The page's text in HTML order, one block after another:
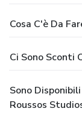
Cosa C'è Da
Ci Sono Sconti
Sono
Roussos